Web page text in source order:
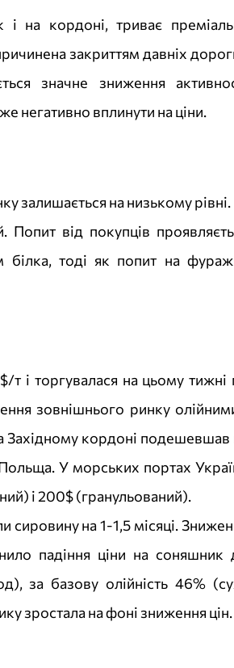
на кордоні, триває
закриттям давніх
значне зниження
негативно вплинути на ціни.
залишається на низькому рівні.
від покупців
тоді як попит на
і торгувалася на цьому тижні
зовнішнього ринку
кордоні подешевшав
У морських портах
і 200$ (гранульований).
сировину на 1-1,5 місяці.
падіння ціни на соняшник
за базову олійність 46%
зростала на фоні зниження цін.